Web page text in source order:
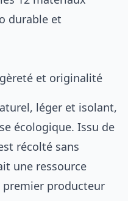
durable et
et originalité
léger et isolant,
écologique. Issu de
récolté sans
une ressource
premier producteur